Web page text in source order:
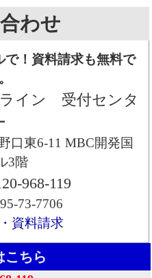
わせ
！資料請求も無料で
イン 受付センタ
口東6-11 MBC開発国
3階
968-119
73-7706
資料請求
こちら